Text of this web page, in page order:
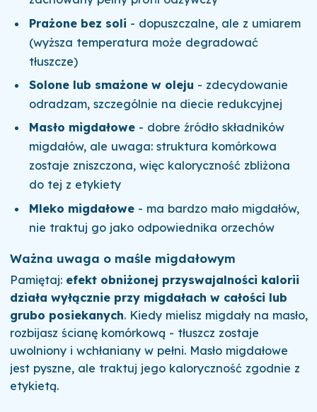
Prażone bez soli - dopuszczalne, ale z umiarem
(wyższa temperatura może degradować
tłuszcze)
Solone lub smażone w oleju - zdecydowanie
odradzam, szczególnie na diecie redukcyjnej
Masło migdałowe - dobre źródło składników
migdałów, ale uwaga: struktura komórkowa
zostaje zniszczona, więc kaloryczność zbliżona
do tej z etykiety
Mleko migdałowe - ma bardzo mało migdałów,
nie traktuj go jako odpowiednika orzechów
Ważna uwaga o maśle migdałowym
Pamiętaj: efekt obniżonej przyswajalności kalorii
działa wyłącznie przy migdałach w całości lub
grubo posiekanych. Kiedy mielisz migdały na masło,
rozbijasz ścianę komórkową - tłuszcz zostaje
uwolniony i wchłaniany w pełni. Masło migdałowe
jest pyszne, ale traktuj jego kaloryczność zgodnie z
etykietą.